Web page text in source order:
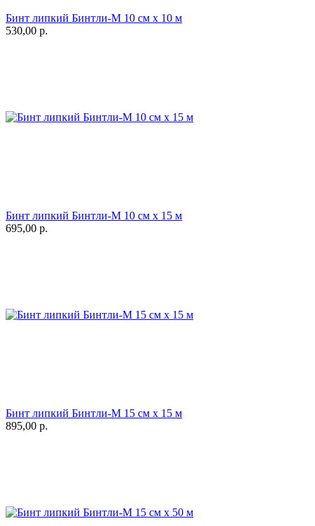
Бинт липкий Бинтли-М 10 см х 10 м
530,00 р.
Бинт липкий Бинтли-М 10 см х 15 м
695,00 р.
Бинт липкий Бинтли-М 15 см х 15 м
895,00 р.